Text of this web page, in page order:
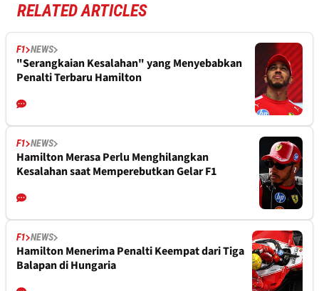
RELATED ARTICLES
F1 NEWS
"Serangkaian Kesalahan" yang Menyebabkan
Penalti Terbaru Hamilton
F1 NEWS
Hamilton Merasa Perlu Menghilangkan
Kesalahan saat Memperebutkan Gelar F1
F1 NEWS
Hamilton Menerima Penalti Keempat dari Tiga
Balapan di Hungaria